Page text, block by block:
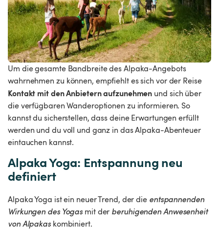
Um die gesamte Bandbreite des Alpaka-Angebots
wahrnehmen zu können, empfiehlt es sich vor der Reise
Kontakt mit den Anbietern aufzunehmen und sich über
die verfügbaren Wanderoptionen zu informieren. So
kannst du sicherstellen, dass deine Erwartungen erfüllt
werden und du voll und ganz in das Alpaka-Abenteuer
eintauchen kannst.
Alpaka Yoga: Entspannung neu
definiert
Alpaka Yoga ist ein neuer Trend, der die entspannenden
Wirkungen des Yogas mit der beruhigenden Anwesenheit
von Alpakas kombiniert.